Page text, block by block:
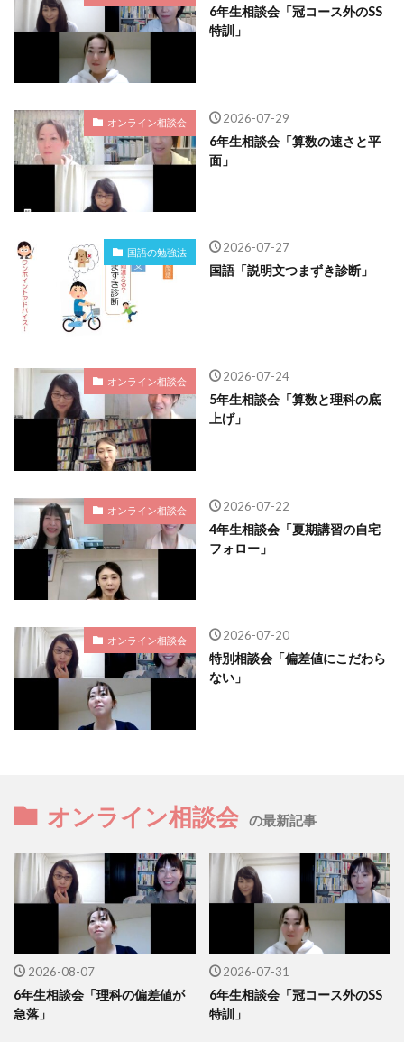
6年生相談会「冠コース外のSS
特訓」
オンライン相談会 2026-07-29
6年生相談会「算数の速さと平
面」
国語の勉強法 2026-07-27
国語「説明文つまずき診断」
オンライン相談会 2026-07-24
5年生相談会「算数と理科の底
上げ」
オンライン相談会 2026-07-22
4年生相談会「夏期講習の自宅
フォロー」
オンライン相談会 2026-07-20
特別相談会「偏差値にこだわら
ない」
オンライン相談会 の最新記事
2026-08-07
6年生相談会「理科の偏差値が
急落」
2026-07-31
6年生相談会「冠コース外のSS
特訓」